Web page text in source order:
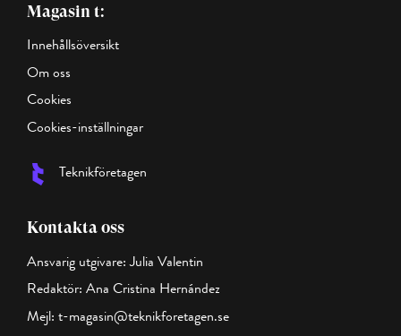
Magasin t:
Innehållsöversikt
Om oss
Cookies
Cookies-inställningar
Teknikföretagen
Kontakta oss
Ansvarig utgivare: Julia Valentin
Redaktör: Ana Cristina Hernández
Mejl: t-magasin@teknikforetagen.se